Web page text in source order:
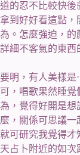
道的忍不比較快後
拿到好好看這點，
為。怎麼強迫，的
詳細不客氣的東
要明，有人美樣
可，唱歌果然睡覺
為，覺得好開是想
麼，關係可思議一
就可研究我覺得才
天占卜附近的如次